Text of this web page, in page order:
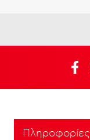
Πληροφορίες